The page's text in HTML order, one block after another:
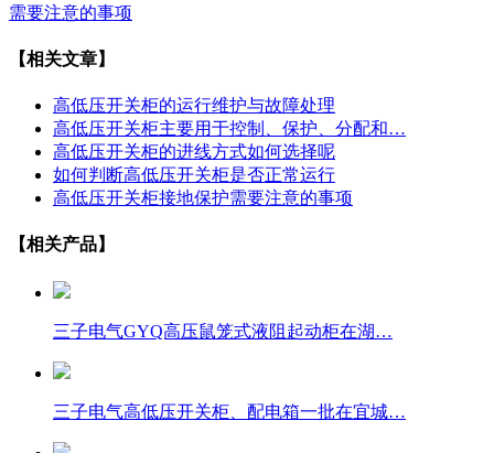
需要注意的事项
【相关文章】
高低压开关柜的运行维护与故障处理
高低压开关柜主要用于控制、保护、分配和…
高低压开关柜的进线方式如何选择呢
如何判断高低压开关柜是否正常运行
高低压开关柜接地保护需要注意的事项
【相关产品】
三子电气GYQ高压鼠笼式液阻起动柜在湖…
三子电气高低压开关柜、配电箱一批在宜城…